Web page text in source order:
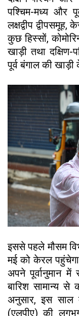
पश्चिम-मध्य और
लक्षद्वीप
कुछ हिस्सों,
खाड़ी तथा दक्षिण-
पूर्व बंगाल की
इससे पहले मौसम
मई को केरल
अपने पूर्वानुमान
बारिश सामान्य
अनुसार, इस साल
(एलपीए) की